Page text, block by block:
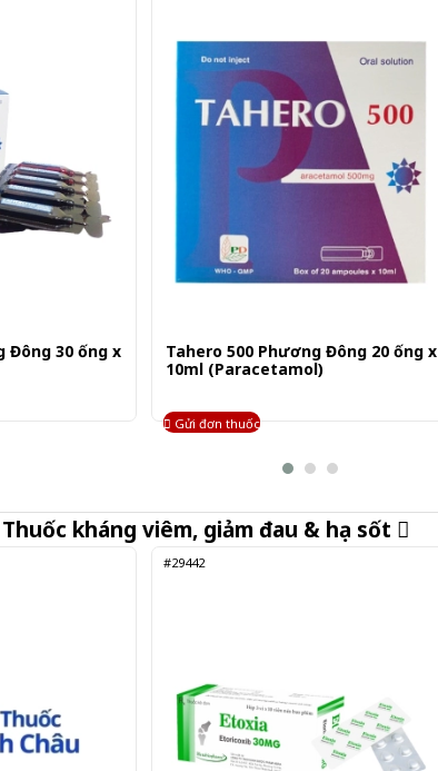
Đông 30 ống x
Tahero 500 Phương Đông 20 ống x
10ml (Paracetamol)
Gửi đơn thuốc
Thuốc kháng viêm, giảm đau & hạ sốt
#29442